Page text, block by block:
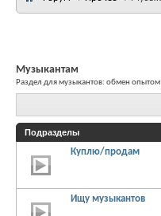
Музыкантам
Раздел для музыкантов: обмен
Подразделы
Куплю/продам
Ищу музыкантов